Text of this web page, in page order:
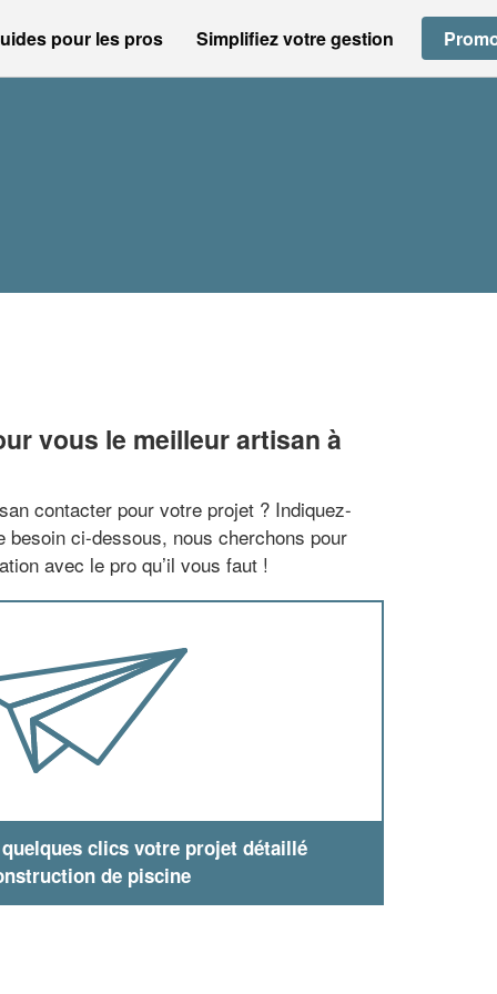
pour les pros Simplifiez votre gestion
vous le meilleur artisan à
contacter pour votre projet ? Indiquez-
besoin ci-dessous, nous cherchons pour
avec le pro qu’il vous faut !
clics votre projet détaillé
de piscine